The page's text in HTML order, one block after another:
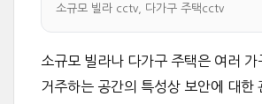
소규모 빌라 cctv, 다가구 주택cctv
소규모 빌라나 다가구 주택은 여러 가
거주하는 공간의 특성상 보안에 대한